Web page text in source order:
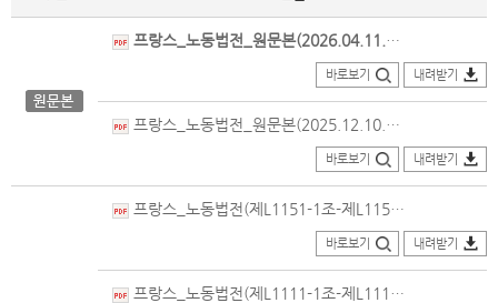
프랑스_노동법전_원문본(2026.04.11.개정).pdf
바로보기 내려받기
프랑스_노동법전_원문본(2025.12.10.개정).pdf
바로보기 내려받기
프랑스_노동법전(제L1151-1조-제L1155-2조)_번역본(2022.03.21.개정)_의회법률정보포털.PDF
바로보기 내려받기
프랑스_노동법전(제L1111-1조-제L1111-3조)_번역본(2022.07.01.개정).pdf